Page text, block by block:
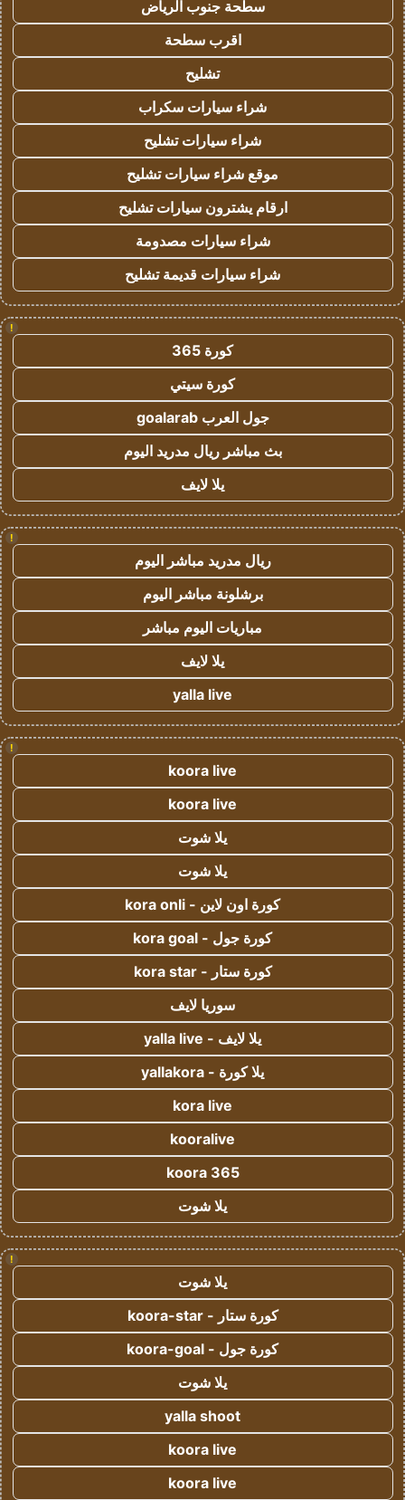
سطحة جنوب الرياض
اقرب سطحة
تشليح
شراء سيارات سكراب
شراء سيارات تشليح
موقع شراء سيارات تشليح
ارقام يشترون سيارات تشليح
شراء سيارات مصدومة
شراء سيارات قديمة تشليح
!
كورة 365
كورة سيتي
جول العرب goalarab
بث مباشر ريال مدريد اليوم
يلا لايف
!
ريال مدريد مباشر اليوم
برشلونة مباشر اليوم
مباريات اليوم مباشر
يلا لايف
yalla live
!
koora live
koora live
يلا شوت
يلا شوت
كورة اون لاين - kora onli
كورة جول - kora goal
كورة ستار - kora star
سوريا لايف
يلا لايف - yalla live
يلا كورة - yallakora
kora live
kooralive
koora 365
يلا شوت
!
يلا شوت
كورة ستار - koora-star
كورة جول - koora-goal
يلا شوت
yalla shoot
koora live
koora live